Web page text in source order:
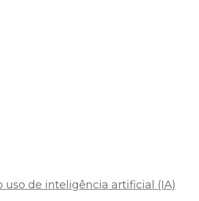
uso de inteligência artificial (IA)